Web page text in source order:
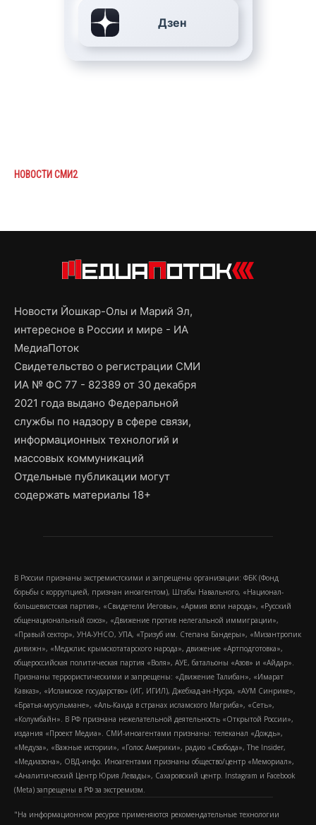
Дзен
НОВОСТИ СМИ2
Новости Йошкар-Олы и Марий Эл,
интересное в России и мире - ИА
МедиаПоток
Свидетельство о регистрации СМИ
ИА № ФС 77 - 82389 от 30 декабря
2021 года выдано Федеральной
службы по надзору в сфере связи,
информационных технологий и
массовых коммуникаций
Отдельные публикации могут
содержать материалы 18+
В России признаны экстремистскими и запрещены организации: ФБК (Фонд
борьбы с коррупцией, признан иноагентом), Штабы Навального, «Национал-
большевистская партия», «Свидетели Иеговы», «Армия воли народа», «Русский
общенациональный союз», «Движение против нелегальной иммиграции»,
«Правый сектор», УНА-УНСО, УПА, «Тризуб им. Степана Бандеры», «Мизантропик
дивижн», «Меджлис крымскотатарского народа», движение «Артподготовка»,
общероссийская политическая партия «Воля», АУЕ, батальоны «Азов» и «Айдар».
Признаны террористическими и запрещены: «Движение Талибан», «Имарат
Кавказ», «Исламское государство» (ИГ, ИГИЛ), Джебхад-ан-Нусра, «АУМ Синрике»,
«Братья-мусульмане», «Аль-Каида в странах исламского Магриба», «Сеть»,
«Колумбайн». В РФ признана нежелательной деятельность «Открытой России»,
издания «Проект Медиа». СМИ-иноагентами признаны: телеканал «Дождь»,
«Медуза», «Важные истории», «Голос Америки», радио «Свобода», The Insider,
«Медиазона», ОВД-инфо. Иноагентами признаны общество/центр «Мемориал»,
«Аналитический Центр Юрия Левады», Сахаровский центр. Instagram и Facebook
(Metа) запрещены в РФ за экстремизм.
"На информационном ресурсе применяются рекомендательные технологии